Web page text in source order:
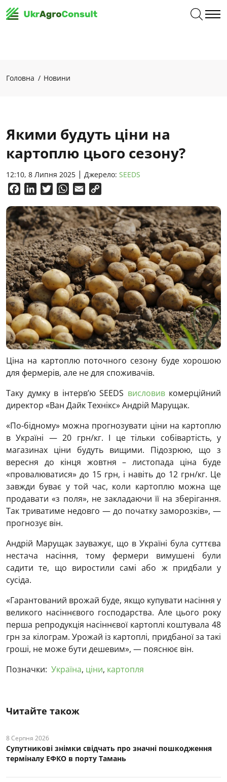
Головна Новини
Якими будуть ціни на
картоплю цього сезону?
12:10, 8 Липня 2025 Джерело: SEEDS
FacebookLinkedInTwitterWhatsApp
Email
Ціна на картоплю поточного сезону буде хорошою
для фермерів, але не для споживачів.
Таку думку в інтерв’ю SEEDS висловивкомерційний
директор «Ван Дайк Технікс‎‎‎‎»‎‎ Андрій Марущак.
«По-бідному» можна прогнозувати ціни на картоплю
в Україні — 20 грн/кг. І це тільки собівартість, у
магазинах ціни будуть вищими. Підозрюю, що з
вересня до кінця жовтня – листопада ціна буде
«провалюватися» до 15 грн, і навіть до 12 грн/кг. Це
завжди буває у той час, коли картоплю можна ще
продавати «з поля», не закладаючи її на зберігання.
Так триватиме недовго — до початку заморозків», —
прогнозує він.
Андрій Марущак зауважує, що в Україні була суттєва
нестача насіння, тому фермери вимушені були
садити те, що виростили самі або ж придбали у
сусіда.
«Гарантований врожай буде, якщо купувати насіння у
великого насіннєвого господарства. Але цього року
перша репродукція насіннєвої картоплі коштувала 48
грн за кілограм. Урожай із картоплі, придбаної за такі
гроші, не може бути дешевим», — пояснює він.
Позначки: Україна, ціни, картопля
Читайте також
8 Серпня 2026
Супутникові знімки свідчать про значні пошкодження
терміналу ЕФКО в порту Тамань